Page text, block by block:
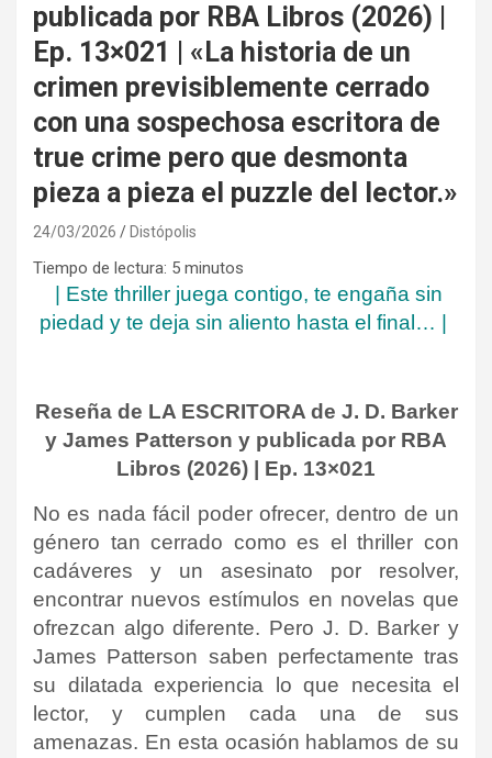
publicada por RBA Libros (2026) |
Ep. 13×021 | «La historia de un
crimen previsiblemente cerrado
con una sospechosa escritora de
true crime pero que desmonta
pieza a pieza el puzzle del lector.»
24/03/2026 Distópolis
Tiempo de lectura: 5 minutos
Este thriller juega contigo, te engaña sin
piedad y te deja sin aliento hasta el final… |
Reseña de LA ESCRITORA de J. D. Barker
y James Patterson y publicada por RBA
Libros (2026) | Ep. 13×021
No es nada fácil poder ofrecer, dentro de un
género tan cerrado como es el thriller con
cadáveres y un asesinato por resolver,
encontrar nuevos estímulos en novelas que
ofrezcan algo diferente. Pero J. D. Barker y
James Patterson saben perfectamente tras
su dilatada experiencia lo que necesita el
lector, y cumplen cada una de sus
amenazas. En esta ocasión hablamos de su